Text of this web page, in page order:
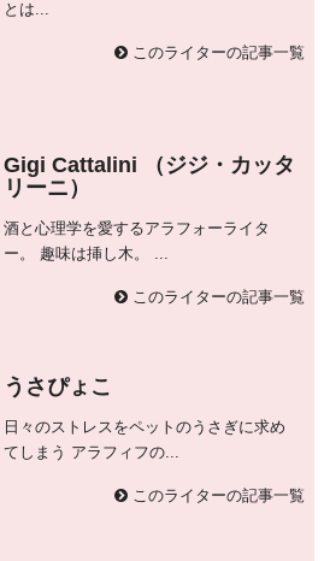
とは...
このライターの記事一覧
Gigi Cattalini （ジジ・カッタ
リーニ）
酒と心理学を愛するアラフォーライタ
ー。 趣味は挿し木。 ...
このライターの記事一覧
うさぴょこ
日々のストレスをペットのうさぎに求め
てしまう アラフィフの...
このライターの記事一覧